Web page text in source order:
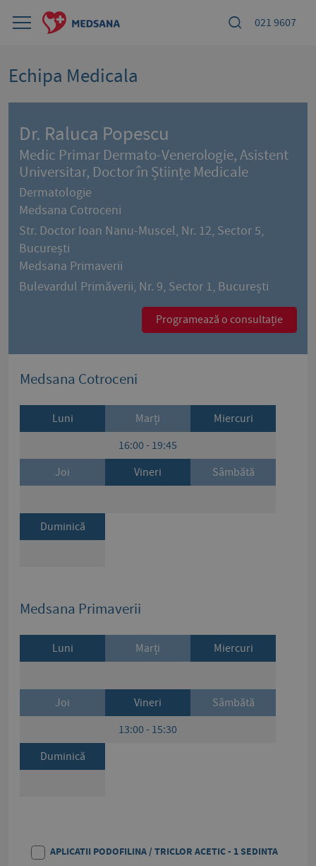
021 9607
Echipa Medicala
Dr. Raluca Popescu
Medic Primar Dermato-Venerologie, Asistent
Universitar, Doctor în Științe Medicale
Dermatologie
Medsana Cotroceni
Str. Doctor Ioan Nanu-Muscel, Nr. 12, Sector 5,
București
Medsana Primaverii
Bulevardul Primăverii, Nr. 9, Sector 1, București
Programează o consultație
Medsana Cotroceni
Luni
Marți
16:00 - 19:45
Miercuri
Joi Vineri Sâmbătă
Duminică
Medsana Primaverii
Luni Marți Miercuri
Joi
Vineri
13:00 - 15:30
Sâmbătă
Duminică
APLICATII PODOFILINA / TRICLOR ACETIC - 1 SEDINTA